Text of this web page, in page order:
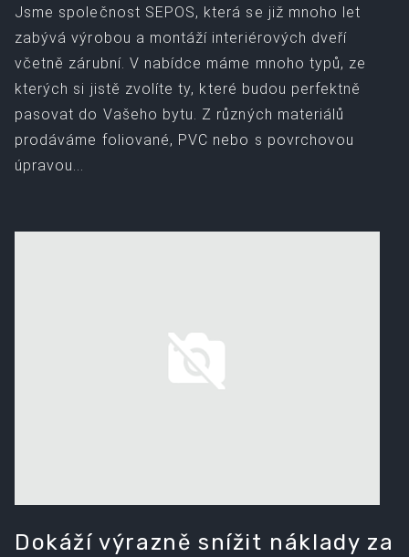
Jsme společnost SEPOS, která se již mnoho let
zabývá výrobou a montáží interiérových dveří
včetně zárubní. V nabídce máme mnoho typů, ze
kterých si jistě zvolíte ty, které budou perfektně
pasovat do Vašeho bytu. Z různých materiálů
prodáváme foliované, PVC nebo s povrchovou
úpravou...
Dokáží výrazně snížit náklady za